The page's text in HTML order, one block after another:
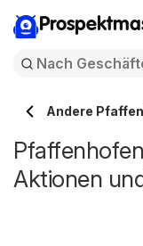
Andere
Aktionen